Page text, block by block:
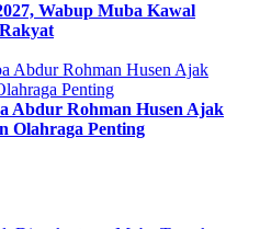
Wabup Muba Kawal
Abdur Rohman Husen Ajak
Olahraga Penting